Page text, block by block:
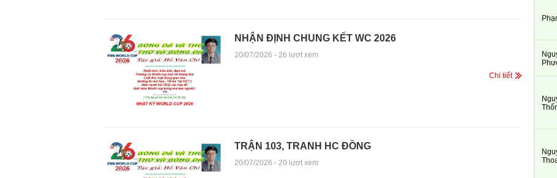
NHẬN ĐỊNH CHUNG KẾT WC 2026
20/07/2026 - 26 lượt xem
Chi tiết
TRẬN 103, TRANH HC ĐỒNG
20/07/2026 - 20 lượt xem